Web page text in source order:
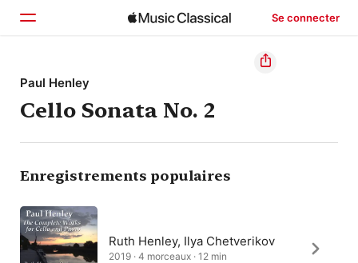
Se connecter
Accueil
Parcourir
Rechercher
Paul Henley
Cello Sonata No. 2
Enregistrements populaires
Ruth Henley, Ilya Chetverikov
2019 · 4 morceaux · 12 min